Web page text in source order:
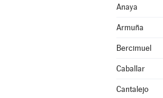
Anaya
Armuña
Bercimuel
Caballar
Cantalejo